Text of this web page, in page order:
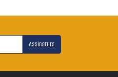
Assinatura